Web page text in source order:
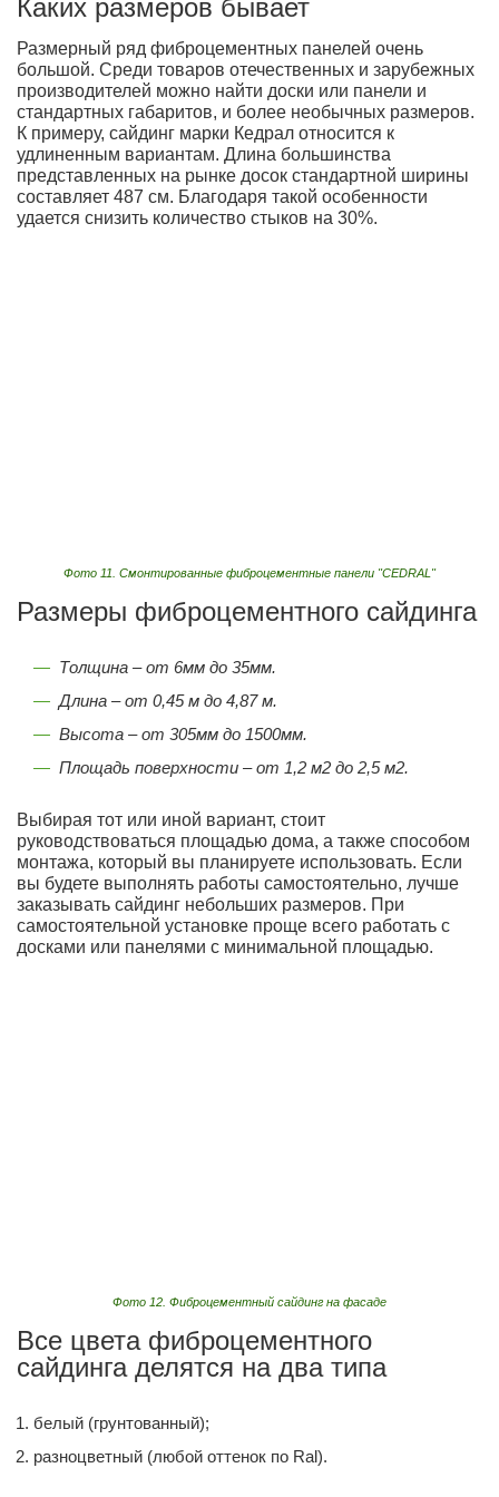
Каких размеров бывает
Размерный ряд фиброцементных панелей очень
большой. Среди товаров отечественных и зарубежных
производителей можно найти доски или панели и
стандартных габаритов, и более необычных размеров.
К примеру, сайдинг марки Кедрал относится к
удлиненным вариантам. Длина большинства
представленных на рынке досок стандартной ширины
составляет 487 см. Благодаря такой особенности
удается снизить количество стыков на 30%.
Фото 11. Смонтированные фиброцементные панели "CEDRAL"
Размеры фиброцементного сайдинга
Толщина – от 6мм до 35мм.
Длина – от 0,45 м до 4,87 м.
Высота – от 305мм до 1500мм.
Площадь поверхности – от 1,2 м2 до 2,5 м2.
Выбирая тот или иной вариант, стоит
руководствоваться площадью дома, а также способом
монтажа, который вы планируете использовать. Если
вы будете выполнять работы самостоятельно, лучше
заказывать сайдинг небольших размеров. При
самостоятельной установке проще всего работать с
досками или панелями с минимальной площадью.
Фото 12. Фиброцементный сайдинг на фасаде
Все цвета фиброцементного
сайдинга делятся на два типа
белый (грунтованный);
разноцветный (любой оттенок по Ral).